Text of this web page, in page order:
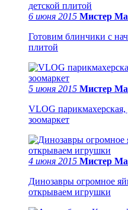
6 июня 2015 Мистер
Готовим блинчики с
плитой
5 июня 2015 Мистер
VLOG парикмахерская,
зоомаркет
4 июня 2015 Мистер
Динозавры огромное
открываем игрушки